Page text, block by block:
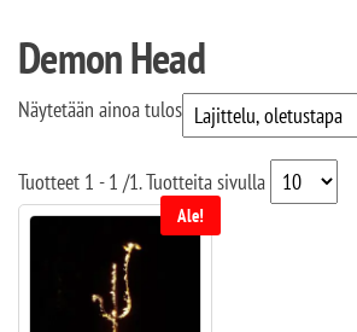
Demon Head
Näytetään ainoa tulos
Tuotteet 1 - 1 /1. Tuotteita sivulla
Ale!